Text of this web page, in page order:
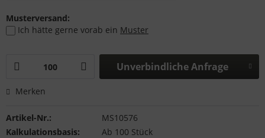
Musterversand:
Ich hätte gerne vorab ein Muster
Unverbindliche Anfrage
Merken
Artikel-Nr.:
MS10576
Kalkulationsbasis:
Ab 100 Stück